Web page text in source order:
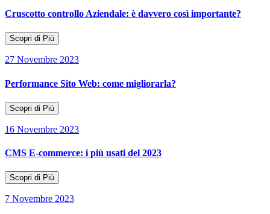
Cruscotto controllo Aziendale: è davvero così importante?
Scopri di Più
27 Novembre 2023
Performance Sito Web: come migliorarla?
Scopri di Più
16 Novembre 2023
CMS E-commerce: i più usati del 2023
Scopri di Più
7 Novembre 2023